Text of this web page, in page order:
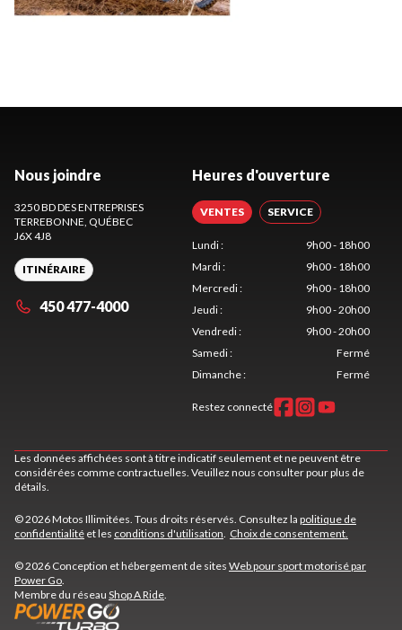
Nous joindre
3250 BD DES ENTREPRISES
TERREBONNE, QUÉBEC
J6X 4J8
ITINÉRAIRE
450 477-4000
Heures d'ouverture
VENTES SERVICE
Lundi:
9h00 - 18h00
Mardi:
9h00 - 18h00
Mercredi:
9h00 - 18h00
Jeudi:
9h00 - 20h00
Vendredi:
9h00 - 20h00
Samedi:
Fermé
Dimanche: Fermé
Restez connecté
Les données affichées sont à titre indicatif seulement et ne peuvent être
considérées comme contractuelles. Veuillez nous consulter pour plus de
détails.
© 2026 Motos Illimitées. Tous droits réservés. Consultez la politique de
confidentialité et les conditions d'utilisation. Choix de consentement.
© 2026 Conception et hébergement de sites Web pour sport motorisé par
Power Go.
Membre du réseau Shop A Ride.